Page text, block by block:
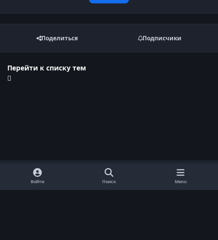
Поделиться Подписчики
Перейти к списку тем
Обратная связь Cookie-файлы
Договор оферты
Войти Поиск Menu